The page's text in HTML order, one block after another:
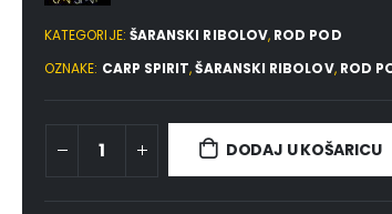
KATEGORIJE: ŠARANSKI RIBOLOV, ROD POD
OZNAKE: CARP SPIRIT,ŠARANSKI RIBOLOV, ROD
DODAJ U KOŠARICU